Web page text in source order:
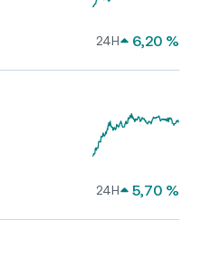
24H 6,20 %
24H 5,70 %